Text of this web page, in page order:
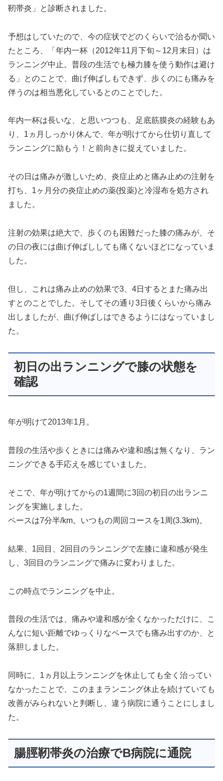
靭帯炎」と診断されました。
予想はしていたので、今の症状でどのくらいで治るか聞い
たところ、「年内一杯（2012年11月下旬～12月末日）は
ランニング中止。普段の生活でも極力膝を使う動作は避け
る」とのことで、曲げ伸ばしもできず、歩くのにも痛みを
伴うのは相当悪化しているとのことでした。
年内一杯は長いな、と思いつつも、足底筋膜炎の経験もあ
り、1ヵ月しっかり休んで、年が明けてから仕切り直して
ランニングに励もう！と前向きに捉えていました。
その日は痛みが激しいため、炎症止めと痛み止めの注射を
打ち、1ヶ月分の炎症止めの薬(投薬)と冷湿布を処方され
ました。
注射の効果は絶大で、歩くのも困難だった膝の痛みが、そ
の日の夜には曲げ伸ばししても痛くないほどになっていま
した。
但し、これは痛み止めの効果で3、4日するとまた痛み出
すとのことでした。そしてその通り3日後くらいから痛み
出しましたが、曲げ伸ばしはできるようにはなっていまし
た。
初日の出ランニングで膝の状態を
確認
年が明けて2013年1月。
普段の生活や歩くときには痛みや違和感は無くなり、ラン
ニングできる手応えを感じていました。
そこで、年が明けてからの1週間に3回の初日の出ランニ
ングを実施しました。
ペースは7分半/km。いつもの周回コースを1周(3.3km)。
結果、1回目、2回目のランニングで左膝に違和感が発生
し、3回目のランニングで痛みに変わりました。
この時点でランニングを中止。
普段の生活では、痛みや違和感が全くなかっただけに、こ
んなに短い距離でゆっくりなペースでも痛み出すのか、と
落胆しました。
同時に、1ヵ月以上ランニングを休止しても全く治ってい
なかったことで、このままランニング休止を続けていても
改善がみられないと判断し、違う病院に通うことにしまし
た。
腸脛靭帯炎の治療でB病院に通院